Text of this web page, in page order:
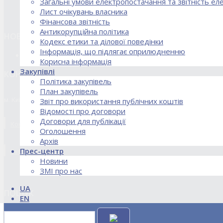
Лист очікувань власника
Фінансова звітність
Антикорупційна політика
Кодекс етики та ділової поведінки
Інформація, що підлягає оприлюдненню
Корисна інформація
Закупівлі
Політика закупівель
План закупівель
Звіт про використання публічних коштів
Відомості про договори
Договори для публікації
Оголошення
Архів
Прес-центр
Новини
ЗМІ про нас
UA
EN
НОВИНИ
18.02.2026 Стартував процес реорганізації ДПЗД
КОНТАКТИ
м. Київ, вул. Кирилівська, 85
Контакти договірного відділу, розрахункового відділу та відділу
kanc@uie.kiev.ua
ПОШУК